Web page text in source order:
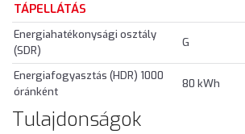
TÁPELLÁTÁS
Energiahatékonysági osztály
(SDR)
G
Energiafogyasztás (HDR) 1000
óránként
80 kWh
Tulajdonságok